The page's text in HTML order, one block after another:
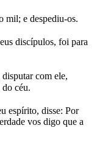
mil; e despediu-os.
discípulos, foi para
com ele,
céu.
espírito, disse: Por
vos digo que a